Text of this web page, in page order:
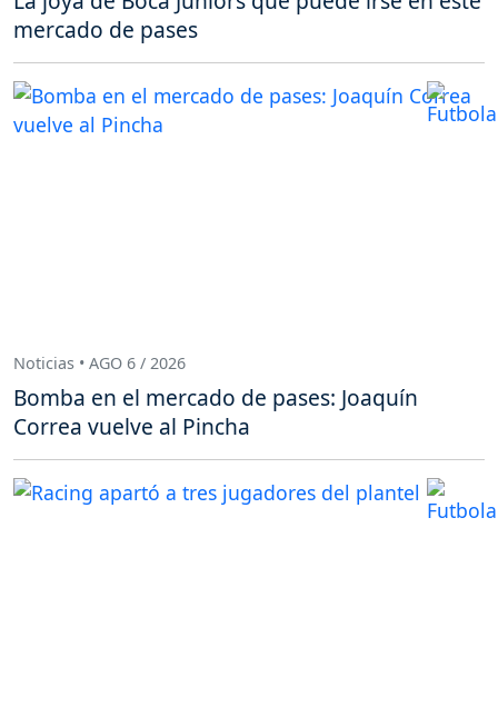
mercado de pases
Noticias • AGO 6 / 2026
Bomba en el mercado de pases: Joaquín
Correa vuelve al Pincha